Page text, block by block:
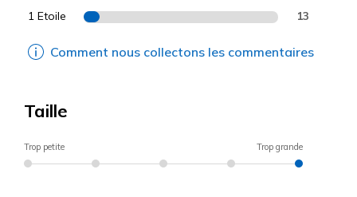
1 Etoile 13
Comment nous collectons les commentaires
Taille
Trop petite Trop grande